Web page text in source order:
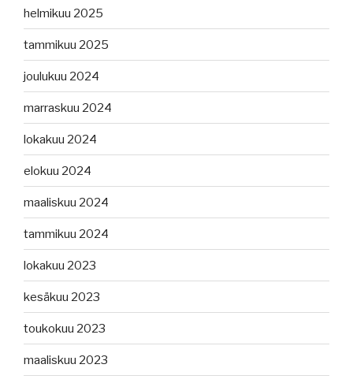
helmikuu 2025
tammikuu 2025
joulukuu 2024
marraskuu 2024
lokakuu 2024
elokuu 2024
maaliskuu 2024
tammikuu 2024
lokakuu 2023
kesäkuu 2023
toukokuu 2023
maaliskuu 2023